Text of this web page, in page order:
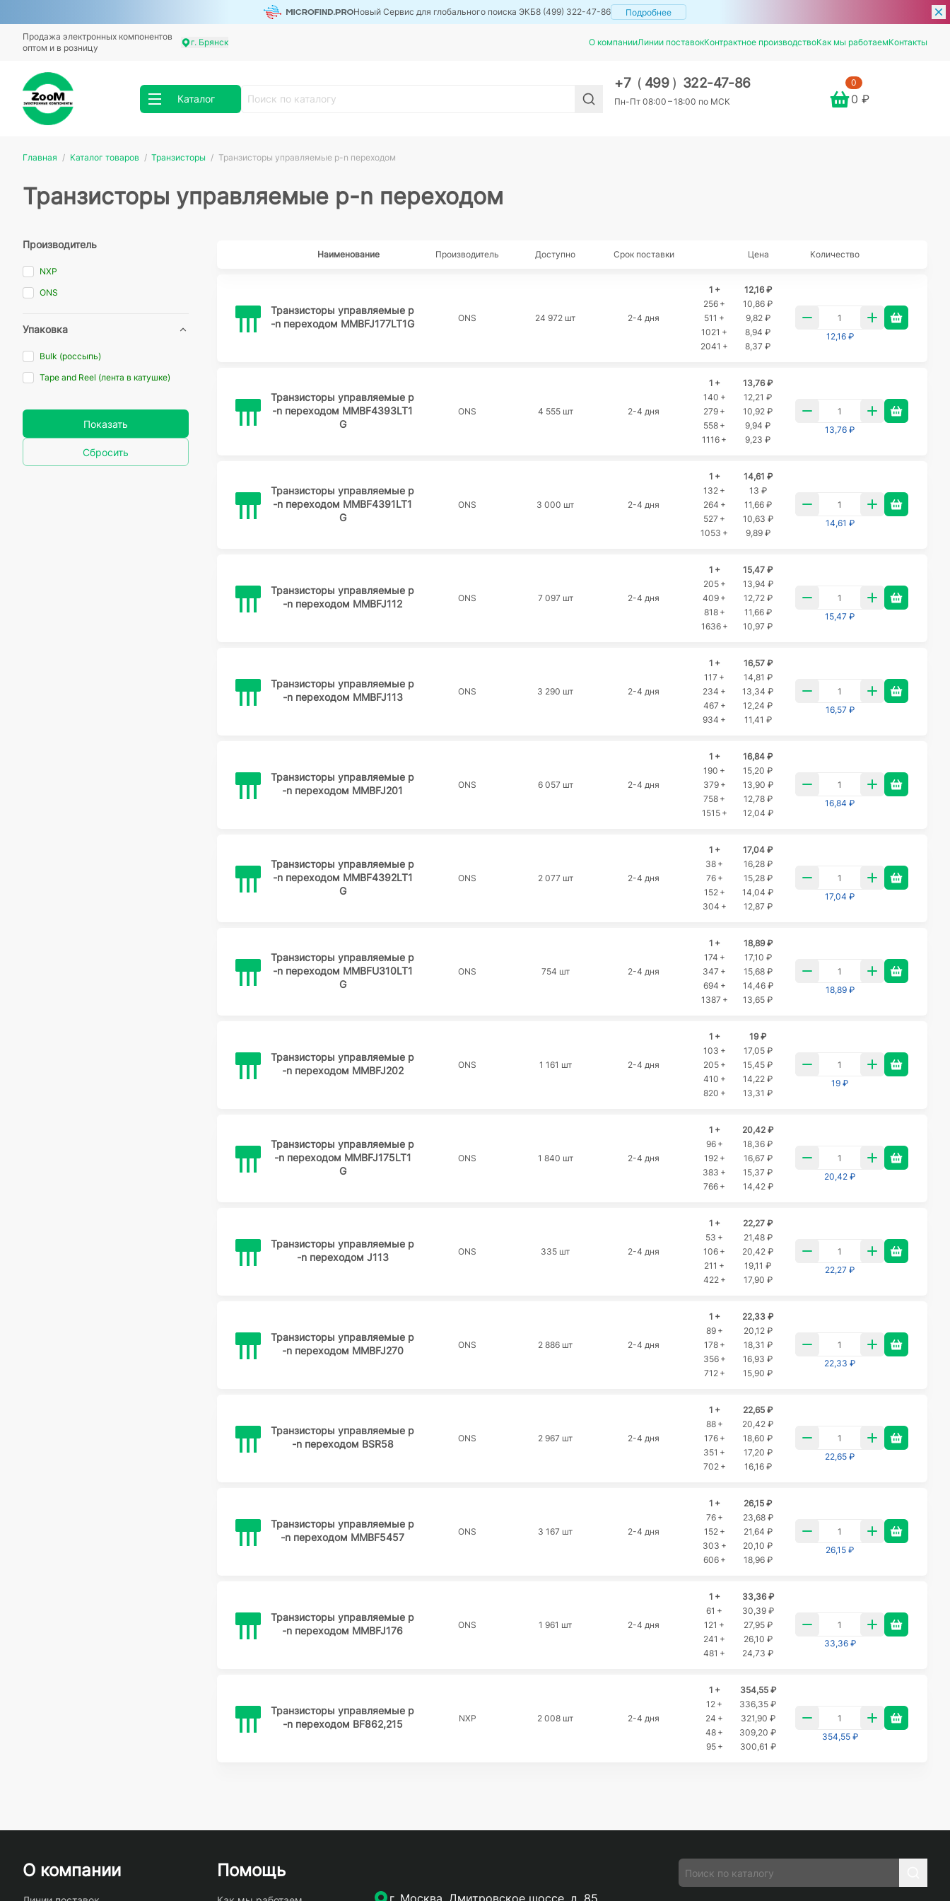
Новый Сервис для глобального поиска ЭКБ8 (499) 322-47-86 Подробнее
Продажа электронных компонентов
оптом и в розницу
г. Брянск О компанииЛинии поставокКонтрактное производствоКак мы работаемКонтакты
Каталог
+7 ( 499 ) 322-47-86
Пн-Пт 08:00 – 18:00 по МСК
0
0 ₽
Главная Каталог товаров Транзисторы Транзисторы управляемые p-n переходом
Транзисторы управляемые p-n переходом
Производитель
NXP
ONS
Упаковка
Bulk (россыпь)
Tape and Reel (лента в катушке)
Показать
Сбросить
Наименование Производитель Доступно Срок поставки Цена Количество
Транзисторы управляемые p
-n переходом MMBFJ177LT1G
ONS 24 972 шт 2-4 дня
1 +
12,16 ₽
256 +
10,86 ₽
511 +
9,82 ₽
1021 +
8,94 ₽
2041 +
8,37 ₽
12,16 ₽
Транзисторы управляемые p
-n переходом MMBF4393LT1
G
ONS 4 555 шт 2-4 дня
1 +
13,76 ₽
140 +
12,21 ₽
279 +
10,92 ₽
558 +
9,94 ₽
1116 +
9,23 ₽
13,76 ₽
Транзисторы управляемые p
-n переходом MMBF4391LT1
G
ONS 3 000 шт 2-4 дня
1 +
14,61 ₽
132 +
13 ₽
264 +
11,66 ₽
527 +
10,63 ₽
1053 +
9,89 ₽
14,61 ₽
Транзисторы управляемые p
-n переходом MMBFJ112
ONS 7 097 шт 2-4 дня
1 +
15,47 ₽
205 +
13,94 ₽
409 +
12,72 ₽
818 +
11,66 ₽
1636 +
10,97 ₽
15,47 ₽
Транзисторы управляемые p
-n переходом MMBFJ113
ONS 3 290 шт 2-4 дня
1 +
16,57 ₽
117 +
14,81 ₽
234 +
13,34 ₽
467 +
12,24 ₽
934 +
11,41 ₽
16,57 ₽
Транзисторы управляемые p
-n переходом MMBFJ201
ONS 6 057 шт 2-4 дня
1 +
16,84 ₽
190 +
15,20 ₽
379 +
13,90 ₽
758 +
12,78 ₽
1515 +
12,04 ₽
16,84 ₽
Транзисторы управляемые p
-n переходом MMBF4392LT1
G
ONS 2 077 шт 2-4 дня
1 +
17,04 ₽
38 +
16,28 ₽
76 +
15,28 ₽
152 +
14,04 ₽
304 +
12,87 ₽
17,04 ₽
Транзисторы управляемые p
-n переходом MMBFU310LT1
G
ONS 754 шт 2-4 дня
1 +
18,89 ₽
174 +
17,10 ₽
347 +
15,68 ₽
694 +
14,46 ₽
1387 +
13,65 ₽
18,89 ₽
Транзисторы управляемые p
-n переходом MMBFJ202
ONS 1 161 шт 2-4 дня
1 +
19 ₽
103 +
17,05 ₽
205 +
15,45 ₽
410 +
14,22 ₽
820 +
13,31 ₽
19 ₽
Транзисторы управляемые p
-n переходом MMBFJ175LT1
G
ONS 1 840 шт 2-4 дня
1 +
20,42 ₽
96 +
18,36 ₽
192 +
16,67 ₽
383 +
15,37 ₽
766 +
14,42 ₽
20,42 ₽
Транзисторы управляемые p
-n переходом J113
ONS 335 шт 2-4 дня
1 +
22,27 ₽
53 +
21,48 ₽
106 +
20,42 ₽
211 +
19,11 ₽
422 +
17,90 ₽
22,27 ₽
Транзисторы управляемые p
-n переходом MMBFJ270
ONS 2 886 шт 2-4 дня
1 +
22,33 ₽
89 +
20,12 ₽
178 +
18,31 ₽
356 +
16,93 ₽
712 +
15,90 ₽
22,33 ₽
Транзисторы управляемые p
-n переходом BSR58
ONS 2 967 шт 2-4 дня
1 +
22,65 ₽
88 +
20,42 ₽
176 +
18,60 ₽
351 +
17,20 ₽
702 +
16,16 ₽
22,65 ₽
Транзисторы управляемые p
-n переходом MMBF5457
ONS 3 167 шт 2-4 дня
1 +
26,15 ₽
76 +
23,68 ₽
152 +
21,64 ₽
303 +
20,10 ₽
606 +
18,96 ₽
26,15 ₽
Транзисторы управляемые p
-n переходом MMBFJ176
ONS 1 961 шт 2-4 дня
1 +
33,36 ₽
61 +
30,39 ₽
121 +
27,95 ₽
241 +
26,10 ₽
481 +
24,73 ₽
33,36 ₽
Транзисторы управляемые p
-n переходом BF862,215
NXP 2 008 шт 2-4 дня
1 +
354,55 ₽
12 +
336,35 ₽
24 +
321,90 ₽
48 +
309,20 ₽
95 +
300,61 ₽
354,55 ₽
О компании Помощь